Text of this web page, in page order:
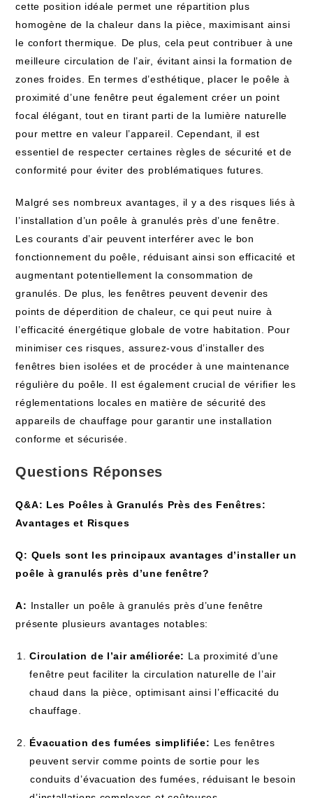
cette ‍position idéale permet une répartition plus
homogène de la ‍chaleur ​dans‍ la pièce, maximisant ainsi
le confort ​thermique. ⁣De plus, cela peut contribuer à une
‍meilleure ⁢circulation de l’air, évitant ainsi la formation de
zones froides. En termes ⁤d’esthétique, placer le poêle à
proximité d’une fenêtre peut également créer un point
focal ‌élégant, tout​ en⁢ tirant ​parti de la⁤ lumière naturelle
pour mettre en ⁢valeur l’appareil. Cependant, il est
essentiel de respecter certaines règles de sécurité et de
conformité ‍pour éviter des⁤ problématiques futures.
Malgré ses ⁣nombreux⁣ avantages, il y a des⁢ risques liés à
l’installation d’un​ poêle à ⁢granulés près d’une fenêtre.
Les courants d’air ​peuvent interférer​ avec le bon
fonctionnement​ du poêle, réduisant ainsi​ son efficacité et‍
augmentant potentiellement la consommation de
granulés. De plus, les ​fenêtres peuvent devenir des
points de déperdition de chaleur, ce qui peut nuire ⁤à
‍l’efficacité énergétique globale⁤ de votre habitation. Pour
minimiser ces risques, assurez-vous d’installer des
fenêtres ⁢bien ‍isolées et de ‌procéder ​à une ‍maintenance
régulière du‌ poêle. Il‍ est également ​crucial de ⁤vérifier⁢ les‍
réglementations​ locales en matière de ⁣sécurité des
appareils de chauffage pour‍ garantir une installation
‍conforme et sécurisée.
Questions Réponses
Q&A:​ Les ⁢Poêles​ à Granulés ⁤Près des Fenêtres:
Avantages et Risques
Q: Quels sont les principaux‍ avantages d’installer un
poêle à granulés près d’une fenêtre?
A: ‍Installer ‍un poêle à‍ granulés près d’une fenêtre ​
présente plusieurs ‌avantages notables:
Circulation​ de l’air améliorée: La proximité ​d’une‌
fenêtre peut faciliter la circulation naturelle de l’air
chaud⁢ dans ⁢la pièce, optimisant ainsi l’efficacité du
chauffage.
Évacuation des fumées simplifiée: ⁣Les fenêtres
peuvent servir comme points de sortie pour les
⁤conduits d’évacuation des fumées, réduisant le besoin